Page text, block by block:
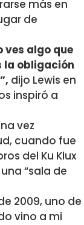
más en
de
ves algo que
la obligación
dijo Lewis en
inspiró a
vez
cuando fue
del Ku Klux
“sala de
2009, uno de
vino a mi